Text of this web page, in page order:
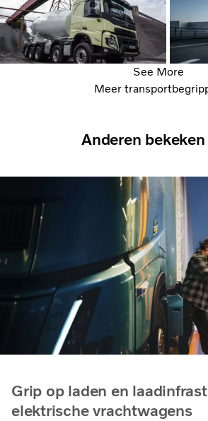
See More
Meer
Anderen
Grip op laden en
elektrische vrachtwagens